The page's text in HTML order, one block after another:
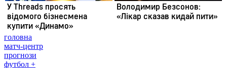
головна
матч-центр
прогнози
футбол +